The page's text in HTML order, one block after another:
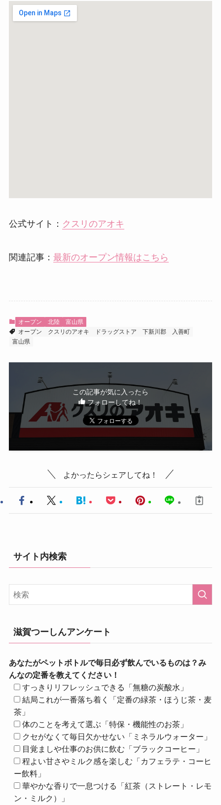
公式サイト： クスリのアオキ
関連記事： 最新のオープン情報はこちら
オープン 北陸
富山県
オープン
クスリのアオキ ドラッグストア 下新川郡
入善町
富山県
この記事が気に入ったら
フォローしてね！
よかったらシェアしてね！
サイト内検索
滋賀つーしんアンケート
あなたがペットボトルで毎日必ず飲んでいるものは？み
んなの定番を教えてください！
すっきりリフレッシュできる「無糖の炭酸水」
結局これが一番落ち着く「定番の緑茶・ほうじ茶・麦
茶」
体のことを考えて選ぶ「特保・機能性のお茶」
クセがなくて毎日欠かせない「ミネラルウォーター」
目覚ましや仕事のお供に飲む「ブラックコーヒー」
程よい甘さやミルク感を楽しむ「カフェラテ・コーヒ
ー飲料」
華やかな香りで一息つける「紅茶（ストレート・レモ
ン・ミルク）」